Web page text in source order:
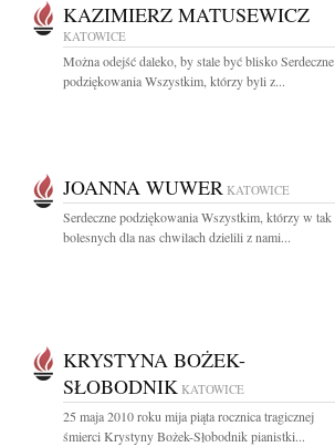
KAZIMIERZ MATUSEWICZ
KATOWICE
Można odejść daleko, by stale być blisko Serdeczne
podziękowania Wszystkim, którzy byli z...
JOANNA WUWER KATOWICE
Serdeczne podziękowania Wszystkim, którzy w tak
bolesnych dla nas chwilach dzielili z nami...
KRYSTYNA BOŻEK-
SŁOBODNIK KATOWICE
25 maja 2010 roku mija piąta rocznica tragicznej
śmierci Krystyny Bożek-Słobodnik pianistki...